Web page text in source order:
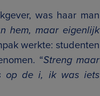
was haar man
hem, maar eigenlijk
werkte: studenten
“Streng maar
op de i, ik was iets